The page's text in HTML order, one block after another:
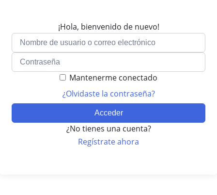
¡Hola, bienvenido de nuevo!
Mantenerme conectado
¿Olvidaste la contraseña?
Acceder
¿No tienes una cuenta?
Regístrate ahora